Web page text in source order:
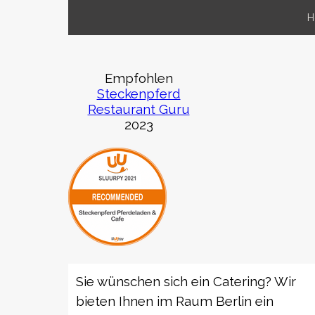
Empfohlen
Steckenpferd
Restaurant Guru
2023
Sie wünschen sich ein Catering? Wir
bieten Ihnen im Raum Berlin ein